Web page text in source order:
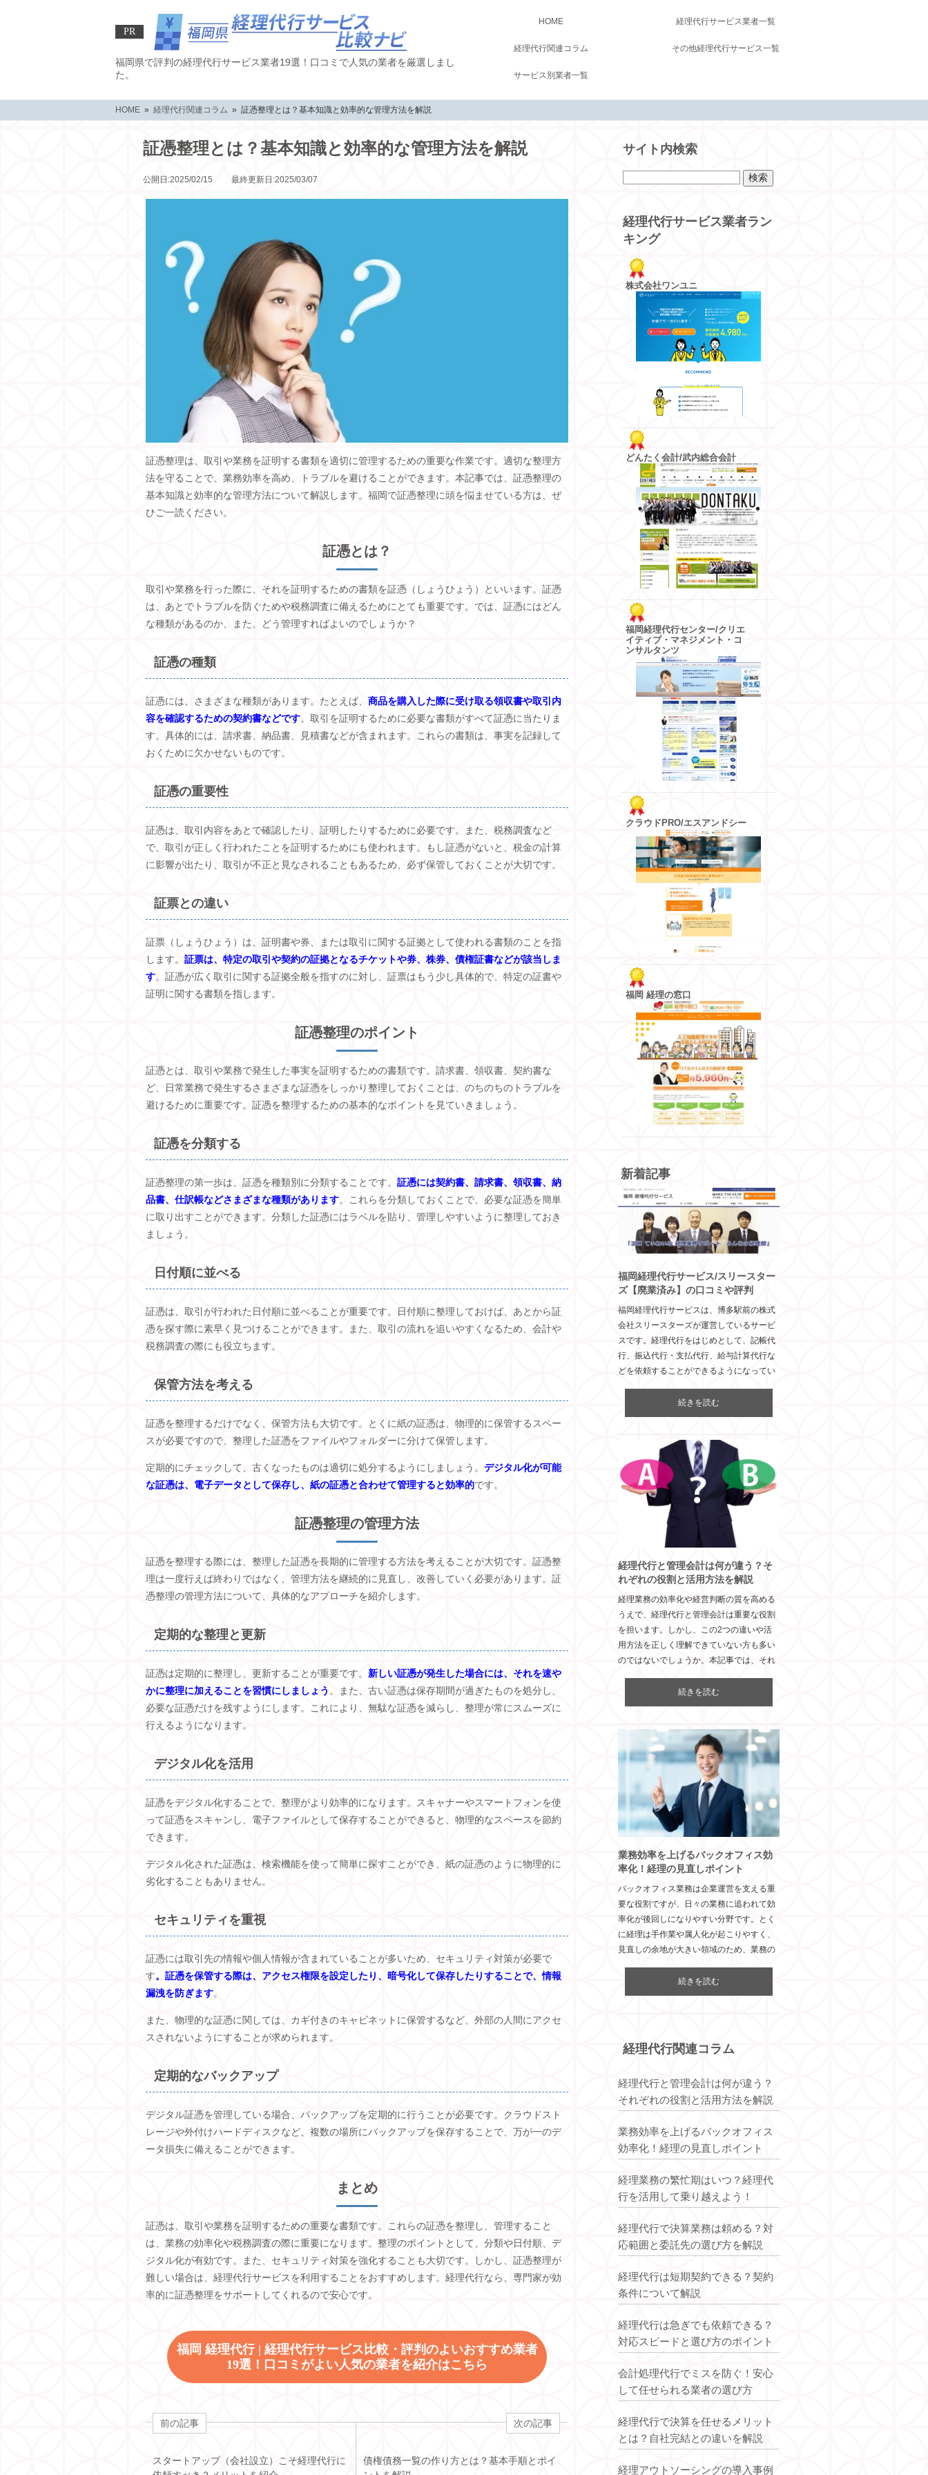
PR
福岡県で評判の経理代行サービス業者19選！口コミで人気の業者を厳選しまし
た。
HOME 経理代行サービス業者一覧
経理代行関連コラム その他経理代行サービス一覧
サービス別業者一覧
HOME » 経理代行関連コラム » 証憑整理とは？基本知識と効率的な管理方法を解説
証憑整理とは？基本知識と効率的な管理方法を解説
公開日:2025/02/15 最終更新日:2025/03/07
証憑整理は、取引や業務を証明する書類を適切に管理するための重要な作業です。適切な整理方
法を守ることで、業務効率を高め、トラブルを避けることができます。本記事では、証憑整理の
基本知識と効率的な管理方法について解説します。福岡で証憑整理に頭を悩ませている方は、ぜ
ひご一読ください。
証憑とは？
取引や業務を行った際に、それを証明するための書類を証憑（しょうひょう）といいます。証憑
は、あとでトラブルを防ぐためや税務調査に備えるためにとても重要です。では、証憑にはどん
な種類があるのか、また、どう管理すればよいのでしょうか？
証憑の種類
証憑には、さまざまな種類があります。たとえば、商品を購入した際に受け取る領収書や取引内
容を確認するための契約書などです。取引を証明するために必要な書類がすべて証憑に当たりま
す。具体的には、請求書、納品書、見積書などが含まれます。これらの書類は、事実を記録して
おくために欠かせないものです。
証憑の重要性
証憑は、取引内容をあとで確認したり、証明したりするために必要です。また、税務調査など
で、取引が正しく行われたことを証明するためにも使われます。もし証憑がないと、税金の計算
に影響が出たり、取引が不正と見なされることもあるため、必ず保管しておくことが大切です。
証票との違い
証票（しょうひょう）は、証明書や券、または取引に関する証拠として使われる書類のことを指
します。証票は、特定の取引や契約の証拠となるチケットや券、株券、債権証書などが該当しま
す。証憑が広く取引に関する証拠全般を指すのに対し、証票はもう少し具体的で、特定の証書や
証明に関する書類を指します。
証憑整理のポイント
証憑とは、取引や業務で発生した事実を証明するための書類です。請求書、領収書、契約書な
ど、日常業務で発生するさまざまな証憑をしっかり整理しておくことは、のちのちのトラブルを
避けるために重要です。証憑を整理するための基本的なポイントを見ていきましょう。
証憑を分類する
証憑整理の第一歩は、証憑を種類別に分類することです。証憑には契約書、請求書、領収書、納
品書、仕訳帳などさまざまな種類があります。これらを分類しておくことで、必要な証憑を簡単
に取り出すことができます。分類した証憑にはラベルを貼り、管理しやすいように整理しておき
ましょう。
日付順に並べる
証憑は、取引が行われた日付順に並べることが重要です。日付順に整理しておけば、あとから証
憑を探す際に素早く見つけることができます。また、取引の流れを追いやすくなるため、会計や
税務調査の際にも役立ちます。
保管方法を考える
証憑を整理するだけでなく、保管方法も大切です。とくに紙の証憑は、物理的に保管するスペー
スが必要ですので、整理した証憑をファイルやフォルダーに分けて保管します。
定期的にチェックして、古くなったものは適切に処分するようにしましょう。デジタル化が可能
な証憑は、電子データとして保存し、紙の証憑と合わせて管理すると効率的です。
証憑整理の管理方法
証憑を整理する際には、整理した証憑を長期的に管理する方法を考えることが大切です。証憑整
理は一度行えば終わりではなく、管理方法を継続的に見直し、改善していく必要があります。証
憑整理の管理方法について、具体的なアプローチを紹介します。
定期的な整理と更新
証憑は定期的に整理し、更新することが重要です。新しい証憑が発生した場合には、それを速や
かに整理に加えることを習慣にしましょう 。また、古い証憑は保存期間が過ぎたものを処分し、
必要な証憑だけを残すようにします。これにより、無駄な証憑を減らし、整理が常にスムーズに
行えるようになります。
デジタル化を活用
証憑をデジタル化することで、整理がより効率的になります。スキャナーやスマートフォンを使
って証憑をスキャンし、電子ファイルとして保存することができると、物理的なスペースを節約
できます。
デジタル化された証憑は、検索機能を使って簡単に探すことができ、紙の証憑のように物理的に
劣化することもありません。
セキュリティを重視
証憑には取引先の情報や個人情報が含まれていることが多いため、セキュリティ対策が必要で
す。証憑を保管する際は、アクセス権限を設定したり、暗号化して保存したりすることで、情報
漏洩を防ぎます。
また、物理的な証憑に関しては、カギ付きのキャビネットに保管するなど、外部の人間にアクセ
スされないようにすることが求められます。
定期的なバックアップ
デジタル証憑を管理している場合、バックアップを定期的に行うことが必要です。クラウドスト
レージや外付けハードディスクなど、複数の場所にバックアップを保存することで、万が一のデ
ータ損失に備えることができます。
まとめ
証憑は、取引や業務を証明するための重要な書類です。これらの証憑を整理し、管理すること
は、業務の効率化や税務調査の際に重要になります。整理のポイントとして、分類や日付順、デ
ジタル化が有効です。また、セキュリティ対策を強化することも大切です。しかし、証憑整理が
難しい場合は、経理代行サービスを利用することをおすすめします。経理代行なら、専門家が効
率的に証憑整理をサポートしてくれるので安心です。
福岡 経理代行 | 経理代行サービス比較・評判のよいおすすめ業者
19選！口コミがよい人気の業者を紹介はこちら
前の記事
スタートアップ（会社設立）こそ経理代行に
次の記事
債権債務一覧の作り方とは？基本手順とポイ
サイト内検索
経理代行サービス業者ラン
キング
株式会社ワンユニ
どんたく会計/武内総合会計
福岡経理代行センター/クリエ
イティブ・マネジメント・コ
ンサルタンツ
クラウドPRO/エスアンドシー
福岡 経理の窓口
新着記事
福岡経理代行サービス/スリースター
ズ【廃業済み】の口コミや評判
福岡経理代行サービスは、博多駅前の株式
会社スリースターズが運営しているサービ
スです。経理代行をはじめとして、記帳代
行、振込代行・支払代行、給与計算代行な
どを依頼することができるようになってい
続きを読む
経理代行と管理会計は何が違う？そ
れぞれの役割と活用方法を解説
経理業務の効率化や経営判断の質を高める
うえで、経理代行と管理会計は重要な役割
を担います。しかし、この2つの違いや活
用方法を正しく理解できていない方も多い
のではないでしょうか。本記事では、それ
続きを読む
業務効率を上げるバックオフィス効
率化！経理の見直しポイント
バックオフィス業務は企業運営を支える重
要な役割ですが、日々の業務に追われて効
率化が後回しになりやすい分野です。とく
に経理は手作業や属人化が起こりやすく、
見直しの余地が大きい領域のため、業務の
続きを読む
経理代行関連コラム
経理代行と管理会計は何が違う？
それぞれの役割と活用方法を解説
業務効率を上げるバックオフィス
効率化！経理の見直しポイント
経理業務の繁忙期はいつ？経理代
行を活用して乗り越えよう！
経理代行で決算業務は頼める？対
応範囲と委託先の選び方を解説
経理代行は短期契約できる？契約
条件について解説
経理代行は急ぎでも依頼できる？
対応スピードと選び方のポイント
会計処理代行でミスを防ぐ！安心
して任せられる業者の選び方
経理代行で決算を任せるメリット
とは？自社完結との違いを解説
経理アウトソーシングの導入事例